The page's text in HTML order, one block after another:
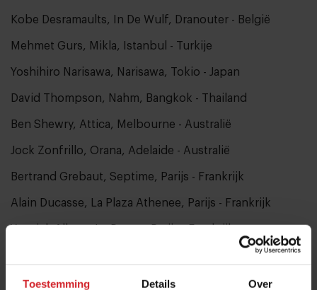
Toestemming Details Over
Kobe Desramaults, In De Wulf, Dranouter - België
Mehmet Gurs, Mikla, Istanbul - Turkije
Yoshihiro Narisawa, Narisawa, Tokio - Japan
David Thompson, Nahm, Bangkok - Thailand
Ben Shewry, Attica, Melbourne - Australië
Jock Zonfrillo, Orana, Adelaide - Australië
Bertrand Grebaut, Septime, Parijs - Frankrijk
Alain Ducasse, La Plaza Athenee, Parijs - Frankrijk
Inaki Alzpitarte, Le Cheateaubriand, Parijs - Frankrijk
Mauro Colagreco, Mirazur, Menton - Frankrijk